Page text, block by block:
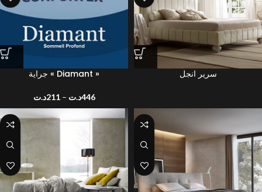
جراية « Diamant »
211د.ت – 446د.ت
سرير انجل